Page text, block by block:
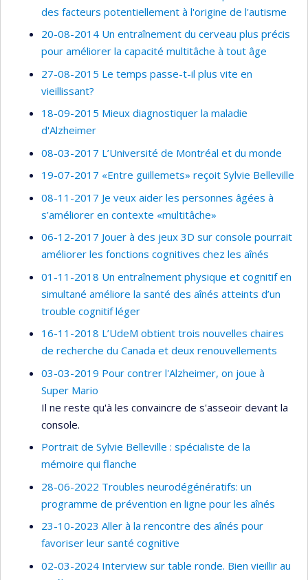
des facteurs potentiellement à l'origine de l'autisme
20-08-2014 Un entraînement du cerveau plus précis
pour améliorer la capacité multitâche à tout âge
27-08-2015 Le temps passe-t-il plus vite en
vieillissant?
18-09-2015 Mieux diagnostiquer la maladie
d'Alzheimer
08-03-2017 L’Université de Montréal et du monde
19-07-2017 «Entre guillemets» reçoit Sylvie Belleville
08-11-2017 Je veux aider les personnes âgées à
s’améliorer en contexte «multitâche»
06-12-2017 Jouer à des jeux 3D sur console pourrait
améliorer les fonctions cognitives chez les aînés
01-11-2018 Un entraînement physique et cognitif en
simultané améliore la santé des aînés atteints d’un
trouble cognitif léger
16-11-2018 L’UdeM obtient trois nouvelles chaires
de recherche du Canada et deux renouvellements
03-03-2019 Pour contrer l'Alzheimer, on joue à
Super Mario
Il ne reste qu'à les convaincre de s'asseoir devant la
console.
Portrait de Sylvie Belleville : spécialiste de la
mémoire qui flanche
28-06-2022 Troubles neurodégénératifs: un
programme de prévention en ligne pour les aînés
23-10-2023 Aller à la rencontre des aînés pour
favoriser leur santé cognitive
02-03-2024 Interview sur table ronde. Bien vieillir au